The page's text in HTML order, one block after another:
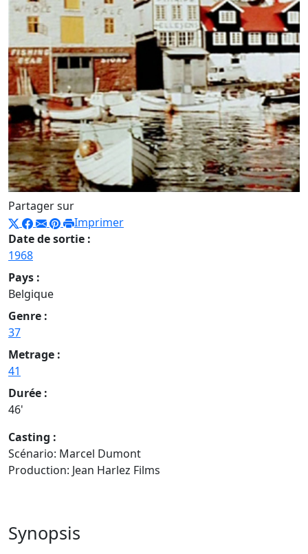
Partager sur
Imprimer
Date de sortie :
1968
Pays :
Belgique
Genre :
37
Metrage :
41
Durée :
46'
Casting :
Scénario: Marcel Dumont
Production: Jean Harlez Films
Synopsis